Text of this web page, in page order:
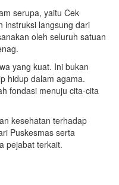
serupa, yaitu Cek
instruksi langsung dari
oleh seluruh satuan
yang kuat. Ini bukan
hidup dalam agama.
fondasi menuju cita-cita
kesehatan terhadap
Puskesmas serta
pejabat terkait.